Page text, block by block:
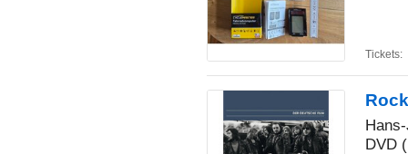
Tickets:
DVD